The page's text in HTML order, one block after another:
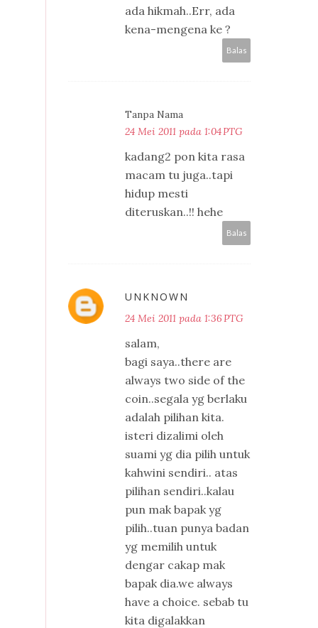
ada hikmah..Err, ada
kena-mengena ke ?
Balas
Tanpa Nama
24 Mei 2011 pada 1:04 PTG
kadang2 pon kita rasa
macam tu juga..tapi
hidup mesti
diteruskan..!! hehe
Balas
UNKNOWN
24 Mei 2011 pada 1:36 PTG
salam,
bagi saya..there are
always two side of the
coin..segala yg berlaku
adalah pilihan kita.
isteri dizalimi oleh
suami yg dia pilih untuk
kahwini sendiri.. atas
pilihan sendiri..kalau
pun mak bapak yg
pilih..tuan punya badan
yg memilih untuk
dengar cakap mak
bapak dia.we always
have a choice. sebab tu
kita digalakkan